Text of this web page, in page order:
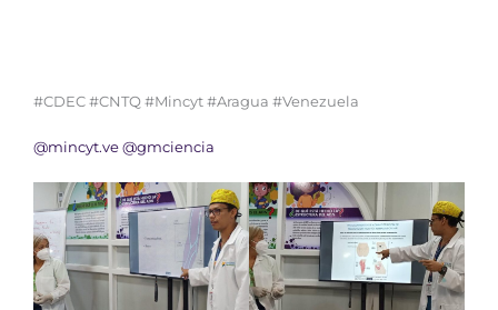
#CDEC #CNTQ #Mincyt #Aragua #Venezuela
@mincyt.ve @gmciencia